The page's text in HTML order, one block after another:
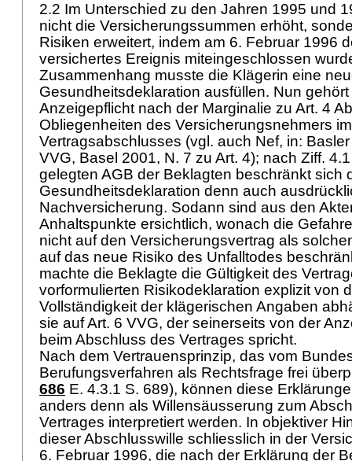
2.2 Im Unterschied zu den Jahren 1995 und
nicht die Versicherungssummen erhöht,
Risiken erweitert, indem am 6. Februar 1996
versichertes Ereignis miteingeschlossen
Zusammenhang musste die Klägerin eine
Gesundheitsdeklaration ausfüllen. Nun
Anzeigepflicht nach der Marginalie zu Art. 4
Obliegenheiten des Versicherungsnehmers
Vertragsabschlusses (vgl. auch Nef, in:
VVG, Basel 2001, N. 7 zu Art. 4); nach Ziff.
gelegten AGB der Beklagten beschränkt sich
Gesundheitsdeklaration denn auch
Nachversicherung. Sodann sind aus den
Anhaltspunkte ersichtlich, wonach die
nicht auf den Versicherungsvertrag als
auf das neue Risiko des Unfalltodes
machte die Beklagte die Gültigkeit des
vorformulierten Risikodeklaration explizit von
Vollständigkeit der klägerischen Angaben
sie aufArt. 6 VVG, der seinerseits von der
beim Abschluss des Vertrages spricht.
Nach dem Vertrauensprinzip, das vom
Berufungsverfahren als Rechtsfrage frei
686 E. 4.3.1 S. 689), können diese
anders denn als Willensäusserung zum
Vertrages interpretiert werden. In objektiver
dieser Abschlusswille schliesslich in der
6. Februar 1996, die nach der Erklärung der